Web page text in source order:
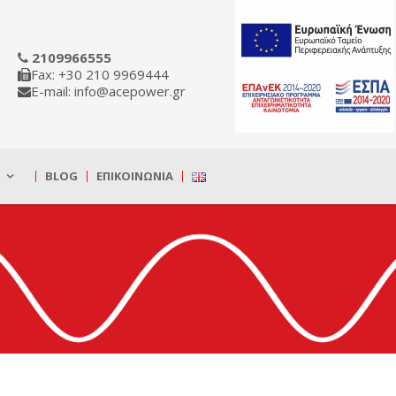
2109966555
Fax: +30 210 9969444
E-mail: info@acepower.gr
BLOG ΕΠΙΚΟΙΝΩΝΊΑ